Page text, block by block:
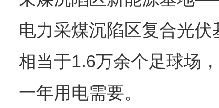
电力采煤沉陷区复合光
相当于1.6万余个足球场
一年用电需要。